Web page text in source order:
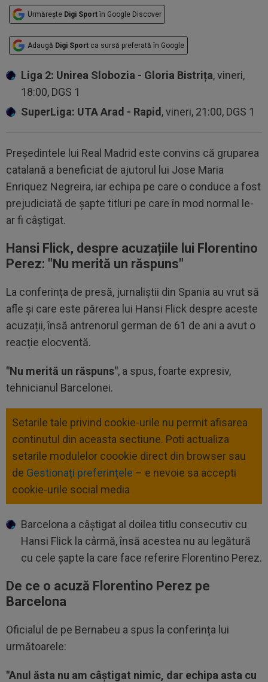
Urmărește Digi Sport în Google Discover
Adaugă Digi Sport ca sursă preferată în Google
Liga 2: Unirea Slobozia - Gloria Bistrița, vineri,
18:00, DGS 1
SuperLiga: UTA Arad - Rapid, vineri, 21:00, DGS 1
Președintele lui Real Madrid este convins că gruparea
catalană a beneficiat de ajutorul lui Jose Maria
Enriquez Negreira, iar echipa pe care o conduce a fost
prejudiciată de șapte titluri pe care în mod normal le-
ar fi câștigat.
Hansi Flick, despre acuzațiile lui Florentino
Perez: "Nu merită un răspuns"
La conferința de presă, jurnaliștii din Spania au vrut să
afle și care este părerea lui Hansi Flick despre aceste
acuzații, însă antrenorul german de 61 de ani a avut o
reacție elocventă.
"Nu merită un răspuns", a spus, foarte expresiv,
tehnicianul Barcelonei.
Setarile tale privind cookie-urile nu permit afisarea
continutul din aceasta sectiune. Poti actualiza
setarile modulelor coookie direct din browser sau
de Gestionați preferințele – e nevoie sa accepti
cookie-urile social media
Barcelona a câștigat al doilea titlu consecutiv cu
Hansi Flick la cârmă, însă acestea nu au legătură
cu cele șapte la care face referire Florentino Perez.
De ce o acuză Florentino Perez pe
Barcelona
Oficialul de pe Bernabeu a spus la conferința lui
următoarele:
"Anul ăsta nu am câștigat nimic, dar echipa asta cu